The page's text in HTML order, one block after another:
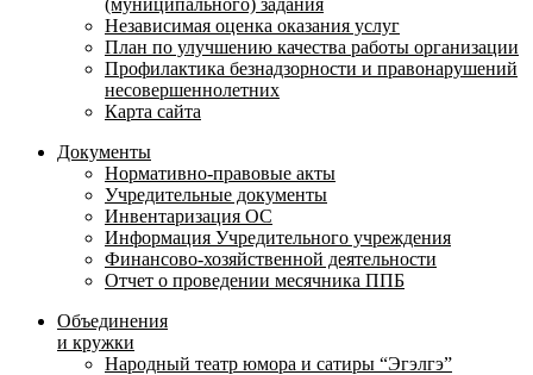
Независимая оценка оказания услуг
План по улучшению качества работы организации
Профилактика безнадзорности и правонарушений
несовершеннолетних
Карта сайта
Документы
Нормативно-правовые акты
Учредительные документы
Инвентаризация ОС
Информация Учредительного учреждения
Финансово-хозяйственной деятельности
Отчет о проведении месячника ППБ
Объединения
и кружки
Народный театр юмора и сатиры “Эгэлгэ”